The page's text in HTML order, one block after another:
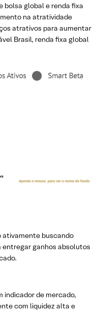
bolsa global e renda fixa
na atratividade
atrativos para aumentar
Brasil, renda fixa global
ativamente buscando
entregar ganhos absolutos
indicador de mercado,
com liquidez alta e